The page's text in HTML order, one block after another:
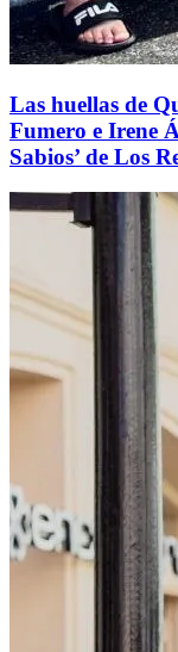
Las huellas de
Fumero e Irene
Sabios’ de Los